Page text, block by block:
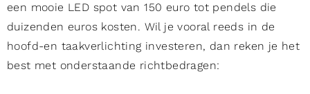
een mooie LED spot van 150 euro tot pendels die
duizenden euros kosten. Wil je vooral reeds in de
hoofd-en taakverlichting investeren, dan reken je het
best met onderstaande richtbedragen: